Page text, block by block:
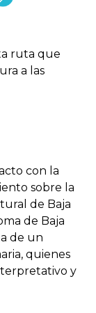
ruta que
a las
con la
sobre la
de Baja
de Baja
de un
quienes
y